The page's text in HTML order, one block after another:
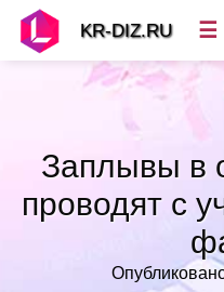
Заплывы в
проводят с
KR-DIZ.RU ☰
Топ новостей»